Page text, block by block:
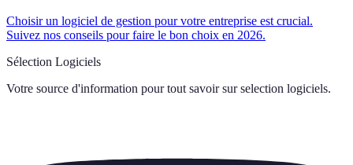
Choisir un logiciel de gestion pour votre entreprise est crucial.
Suivez nos conseils pour faire le bon choix en 2026.
Sélection Logiciels
Votre source d'information pour tout savoir sur selection logiciels.